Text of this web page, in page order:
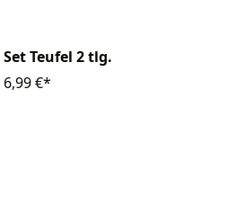
Set Teufel 2 tlg.
6,99 €*